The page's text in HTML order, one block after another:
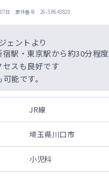
日 案件番号 : 26-SR643820
ェントより
駅・東京駅から約30分程度
スも良好です
能です。
JR線
埼玉県川口市
小児科